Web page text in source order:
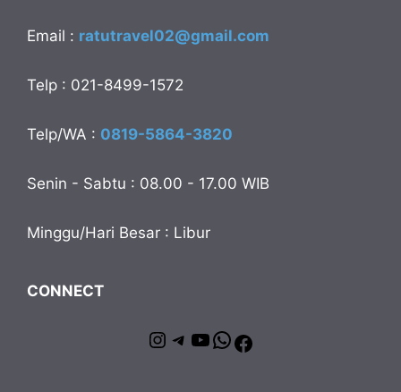
Email : ratutravel02@gmail.com
Telp : 021-8499-1572
Telp/WA : 0819-5864-3820
Senin - Sabtu : 08.00 - 17.00 WIB
Minggu/Hari Besar : Libur
CONNECT